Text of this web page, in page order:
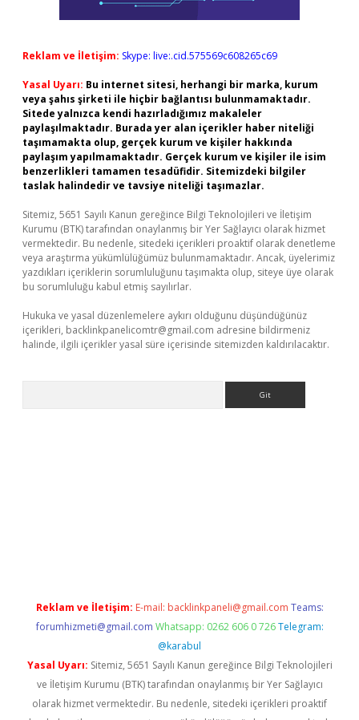
Reklam ve İletişim: Skype: live:.cid.575569c608265c69
Yasal Uyarı: Bu internet sitesi, herhangi bir marka, kurum
veya şahıs şirketi ile hiçbir bağlantısı bulunmamaktadır.
Sitede yalnızca kendi hazırladığımız makaleler
paylaşılmaktadır. Burada yer alan içerikler haber niteliği
taşımamakta olup, gerçek kurum ve kişiler hakkında
paylaşım yapılmamaktadır. Gerçek kurum ve kişiler ile isim
benzerlikleri tamamen tesadüfidir. Sitemizdeki bilgiler
taslak halindedir ve tavsiye niteliği taşımazlar.
Sitemiz, 5651 Sayılı Kanun gereğince Bilgi Teknolojileri ve İletişim
Kurumu (BTK) tarafından onaylanmış bir Yer Sağlayıcı olarak hizmet
vermektedir. Bu nedenle, sitedeki içerikleri proaktif olarak denetleme
veya araştırma yükümlülüğümüz bulunmamaktadır. Ancak, üyelerimiz
yazdıkları içeriklerin sorumluluğunu taşımakta olup, siteye üye olarak
bu sorumluluğu kabul etmiş sayılırlar.
Hukuka ve yasal düzenlemelere aykırı olduğunu düşündüğünüz
içerikleri, backlinkpanelicomtr@gmail.com adresine bildirmeniz
halinde, ilgili içerikler yasal süre içerisinde sitemizden kaldırılacaktır.
Reklam ve İletişim: E-mail: backlinkpaneli@gmail.com Teams:
forumhizmeti@gmail.com Whatsapp: 0262 606 0 726 Telegram:
@karabul
Yasal Uyarı: Sitemiz, 5651 Sayılı Kanun gereğince Bilgi Teknolojileri
ve İletişim Kurumu (BTK) tarafından onaylanmış bir Yer Sağlayıcı
olarak hizmet vermektedir. Bu nedenle, sitedeki içerikleri proaktif